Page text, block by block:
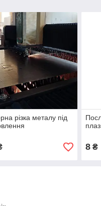
різка металу під
8 ₴